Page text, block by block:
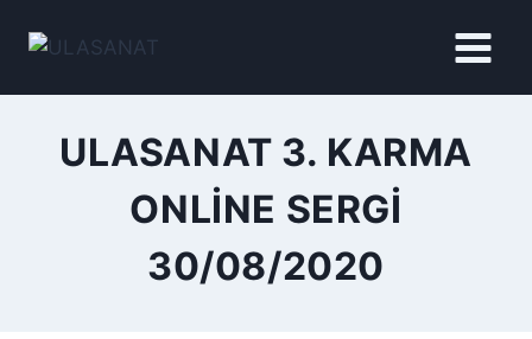
geç
ULASANAT 3. KARMA
ONLINE SERGI
30/08/2020